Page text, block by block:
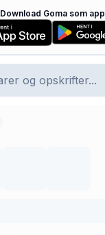
Download Goma som app